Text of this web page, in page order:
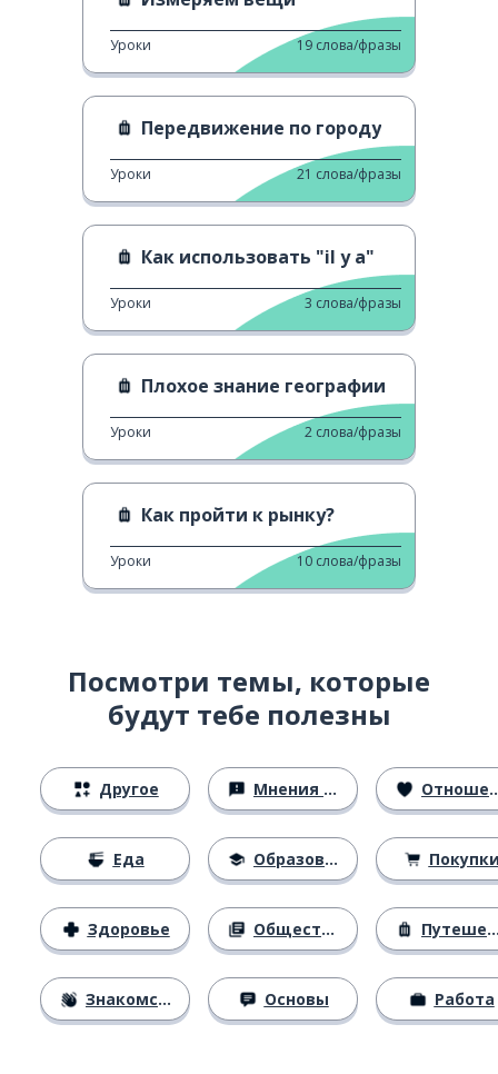
Уроки 19 слова/фразы
Передвижение по городу
Уроки 21 слова/фразы
Как использовать "il y a"
Уроки 3 слова/фразы
Плохое знание географии
Уроки 2 слова/фразы
Как пройти к рынку?
Уроки 10 слова/фразы
Посмотри темы, которые
будут тебе полезны
Другое
Еда
Здоровье
Знакомство
Мнения и убеждения
Образование
Общество
Основы
Отношения
Путешествия
Работа